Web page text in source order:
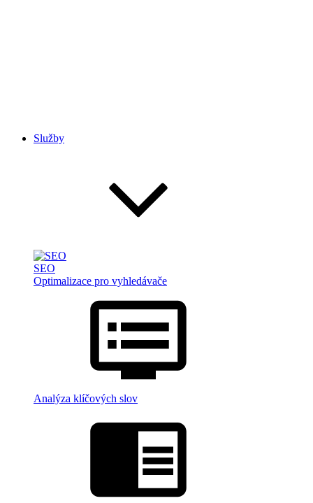
Služby
SEO
Optimalizace pro vyhledávače
Analýza klíčových slov